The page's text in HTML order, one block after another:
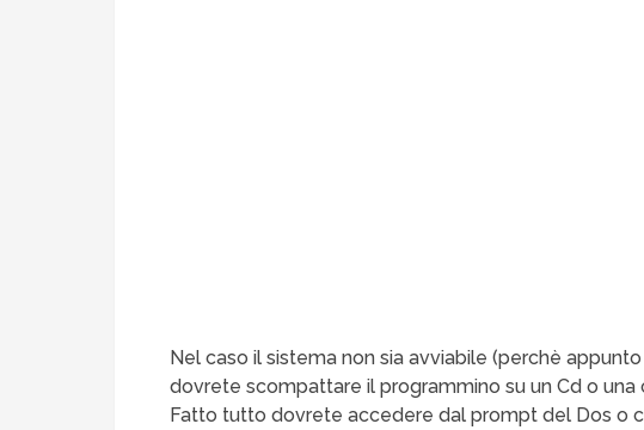
Nel caso il sistema non sia avviabile (perchè
dovrete scompattare il programmino su un Cd o
Fatto tutto dovrete accedere dal prompt del Dos o